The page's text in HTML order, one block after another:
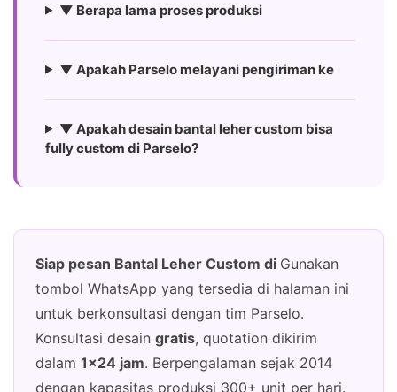
▼ Berapa lama proses produksi
▼ Apakah Parselo melayani pengiriman ke
▼ Apakah desain bantal leher custom bisa
fully custom di Parselo?
Siap pesan Bantal Leher Custom di Gunakan
tombol WhatsApp yang tersedia di halaman ini
untuk berkonsultasi dengan tim Parselo.
Konsultasi desain gratis, quotation dikirim
dalam 1×24 jam. Berpengalaman sejak 2014
dengan kapasitas produksi 300+ unit per hari.